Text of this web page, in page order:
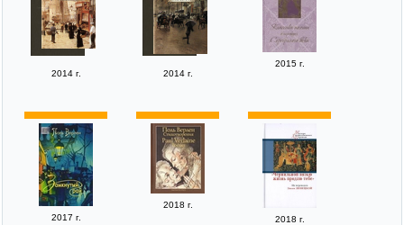
2014 г. 2014 г.
2015 г.
2017 г.
2018 г.
2018 г.